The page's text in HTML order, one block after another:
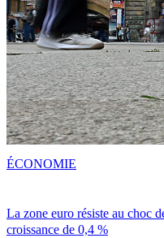
La zone euro résiste au choc
croissance de 0,4 %
ÉCONOMIE